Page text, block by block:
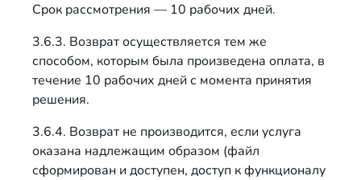
Срок рассмотрения — 10 рабочих дней.
3.6.3. Возврат осуществляется тем же
способом, которым была произведена оплата, в
течение 10 рабочих дней с момента принятия
решения.
3.6.4. Возврат не производится, если услуга
оказана надлежащим образом (файл
сформирован и доступен, доступ к функционалу